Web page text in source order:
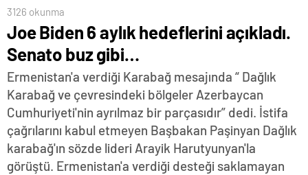
3126 okunma
Joe Biden 6 aylık hedeflerini açıkladı.
Senato buz gibi…
Ermenistan'a verdiği Karabağ mesajında “ Dağlık
Karabağ ve çevresindeki bölgeler Azerbaycan
Cumhuriyeti'nin ayrılmaz bir parçasıdır” dedi. İstifa
çağrılarını kabul etmeyen Başbakan Paşinyan Dağlık
karabağ'ın sözde lideri Arayik Harutyunyan'la
görüştü. Ermenistan'a verdiği desteği saklamayan